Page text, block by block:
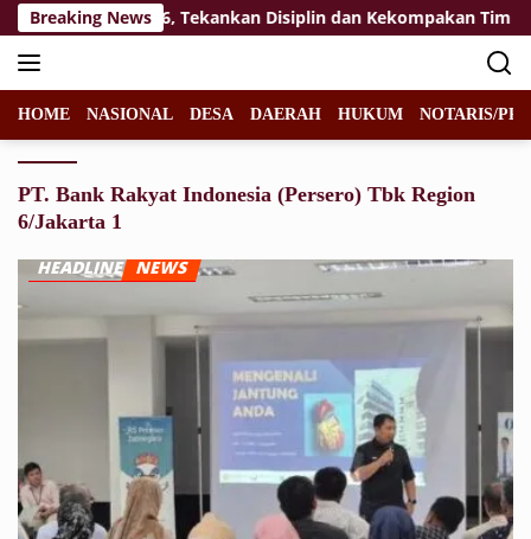
Langsung
ke
konten
Breaking News
Paskibraka 2026, Tekankan Disiplin dan Kekompakan Tim
HOME NASIONAL DESA DAERAH HUKUM NOTARIS/
PT. Bank Rakyat Indonesia (Persero) Tbk Region
6/Jakarta 1